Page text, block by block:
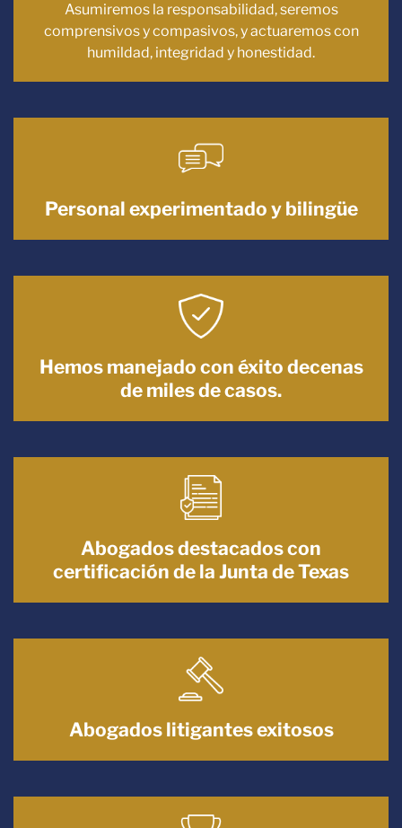
Asumiremos la responsabilidad, seremos
comprensivos y compasivos, y actuaremos con
humildad, integridad y honestidad.
Personal experimentado y bilingüe
Hemos manejado con éxito decenas
de miles de casos.
Abogados destacados con
certificación de la Junta de Texas
Abogados litigantes exitosos